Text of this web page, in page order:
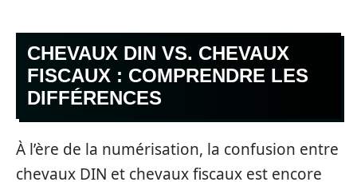
CHEVAUX DIN VS. CHEVAUX
FISCAUX : COMPRENDRE LES
DIFFÉRENCES
À l’ère de la numérisation, la confusion entre
chevaux DIN et chevaux fiscaux est encore